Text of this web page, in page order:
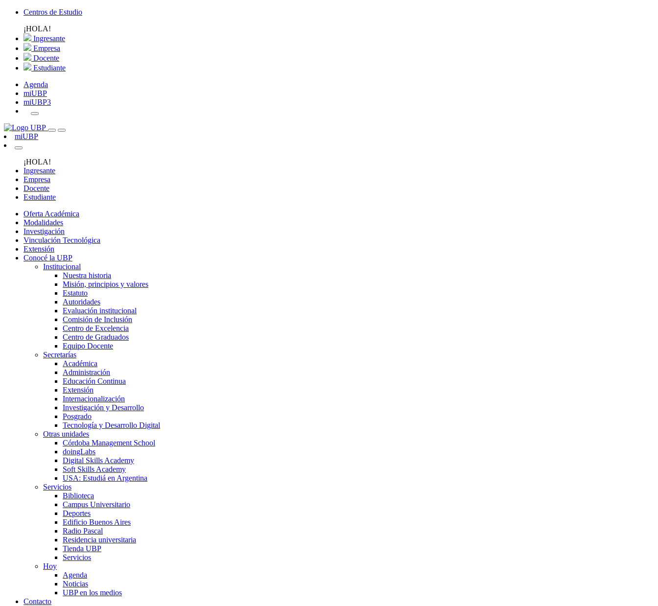
Centros de Estudio
¡HOLA!
Ingresante
Empresa
Docente
Estudiante
Agenda
miUBP
miUBP3
miUBP
¡HOLA!
Ingresante
Empresa
Docente
Estudiante
Oferta Académica
Modalidades
Investigación
Vinculación Tecnológica
Extensión
Conocé la UBP
Institucional
Nuestra historia
Misión, principios y valores
Estatuto
Autoridades
Evaluación institucional
Comisión de Inclusión
Centro de Excelencia
Centro de Graduados
Equipo Docente
Secretarías
Académica
Administración
Educación Continua
Extensión
Internacionalización
Investigación y Desarrollo
Posgrado
Tecnología y Desarrollo Digital
Otras unidades
Córdoba Management School
doingLabs
Digital Skills Academy
Soft Skills Academy
USA: Estudiá en Argentina
Servicios
Biblioteca
Campus Universitario
Deportes
Edificio Buenos Aires
Radio Pascal
Residencia universitaria
Tienda UBP
Servicios
Hoy
Agenda
Noticias
UBP en los medios
Contacto